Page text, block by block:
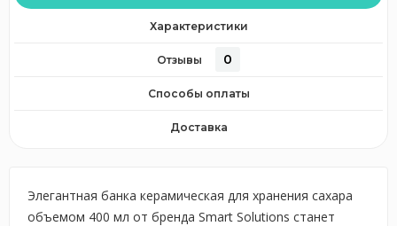
Характеристики
Отзывы 0
Способы оплаты
Доставка
Элегантная банка керамическая для хранения сахара
объемом 400 мл от бренда Smart Solutions станет